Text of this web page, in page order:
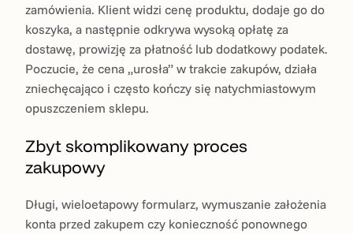
zamówienia. Klient widzi cenę produktu, dodaje go do
koszyka, a następnie odkrywa wysoką opłatę za
dostawę, prowizję za płatność lub dodatkowy podatek.
Poczucie, że cena „urosła” w trakcie zakupów, działa
zniechęcająco i często kończy się natychmiastowym
opuszczeniem sklepu.
Zbyt skomplikowany proces
zakupowy
Długi, wieloetapowy formularz, wymuszanie założenia
konta przed zakupem czy konieczność ponownego